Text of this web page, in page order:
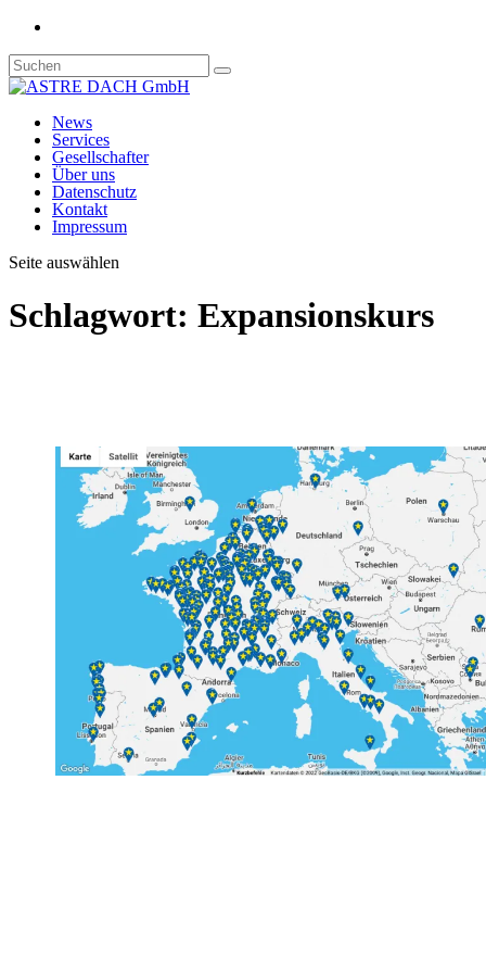
News
Services
Gesellschafter
Über uns
Datenschutz
Kontakt
Impressum
Seite auswählen
Schlagwort: Expansionskurs